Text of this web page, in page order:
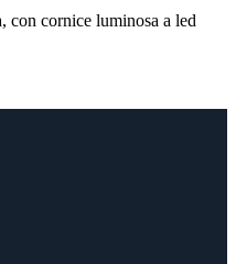
con cornice luminosa a led